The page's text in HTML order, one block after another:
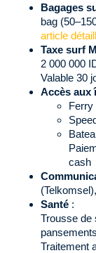
Bagages
bag
article
Taxe surf
2 000 000
Valable 30
Accès aux
Ferry
cash
Santé :
Trousse de
Traitement